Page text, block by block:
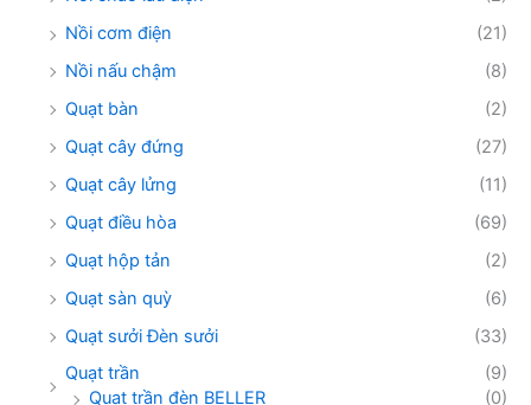
Nồi cơm điện
(21)
Nồi nấu chậm
(8)
Quạt bàn
(2)
Quạt cây đứng
(27)
Quạt cây lửng
(11)
Quạt điều hòa
(69)
Quạt hộp tản
(2)
Quạt sàn quỳ
(6)
Quạt sưởi Đèn sưởi
(33)
Quạt trần
(9)
Quạt trần đèn BELLER
(0)